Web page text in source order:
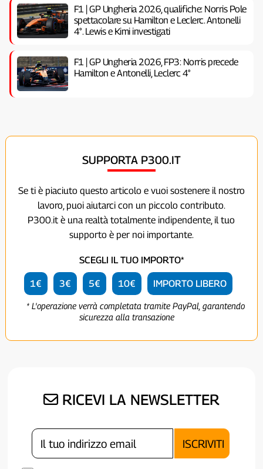
F1 | GP Ungheria 2026, qualifiche: Norris Pole
spettacolare su Hamilton e Leclerc. Antonelli
4°. Lewis e Kimi investigati
F1 | GP Ungheria 2026, FP3: Norris precede
Hamilton e Antonelli, Leclerc 4°
SUPPORTA P300.IT
Se ti è piaciuto questo articolo e vuoi sostenere il nostro
lavoro, puoi aiutarci con un piccolo contributo.
P300.it è una realtà totalmente indipendente, il tuo
supporto è per noi importante.
SCEGLI IL TUO IMPORTO*
1€ 3€ 5€ 10€ IMPORTO LIBERO
* L'operazione verrà completata tramite PayPal, garantendo
sicurezza alla transazione
RICEVI LA NEWSLETTER